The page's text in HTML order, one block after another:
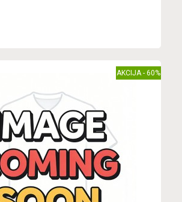
AKCIJA - 60%